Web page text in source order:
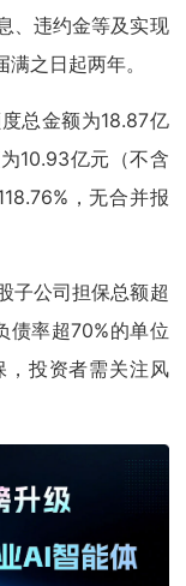
、违约金等及实现
之日起两年。
总金额为18.87亿
10.93亿元（不含
，无合并报
子公司担保总额超
债率超70%的单位
，投资者需关注风